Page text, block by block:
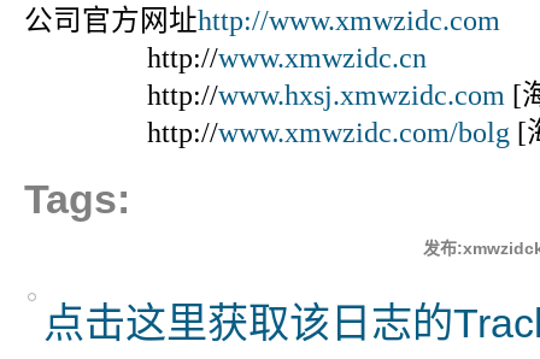
公司官方网址http://www.xmwzidc.com
http://www.xmwzidc.cn
http://www.hxsj.xmwzidc.com [
http://www.xmwzidc.com/bolg [
Tags:
发布
点击这里获取该日志的